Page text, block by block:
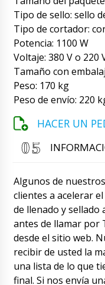
Tipo de sello: sello
Tipo de cortador:
Potencia: 1100 W
Voltaje: 380 V o 220
Tamaño con
Peso: 170 kg
Peso de envío: 220
HACER UN
Algunos de
clientes a acelerar
de llenado y sellado
antes de llamar por
desde el sitio web.
recibir de usted la
una lista de lo que
final. Si nos envía
en
16:00
James
Repasa la orden. El
para polvos VM-50
tabletas PP-28
Roman
{namw},
entrega .
Zaragoza .
Jackson
Buenas tardes, le
entregar un
a Toledo, ¿entrega
dirección real?
Roman
Hola